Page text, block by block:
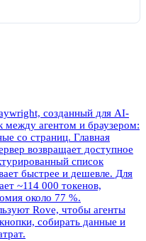
созданный для AI-
между агентом и браузером:
со страниц. Главная
возвращает доступное
список
быстрее и дешевле. Для
~114 000 токенов,
около 77 %.
Rove, чтобы агенты
собирать данные и